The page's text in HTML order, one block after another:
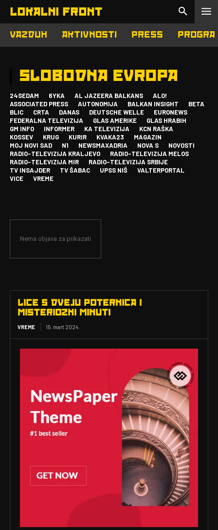
LOKALNI FRONT
VAZDUH AKTIVNOSTI PRESS
SLOBODNA EVROPA
24SEDAM 6YKA AL JAZEERA BALKANS
ALO!
ASSOCIATED PRESS
AUTONOMIJA BALKAN INSIGHT
BETA
BLIC
CRTA DANAS DEUTSCHE WELLE
EURONEWS
FEDERALNA TELEVIZIJA
GLAS AMERIKE
GLAS HRABIH
GM INFO
INFORMER KA TELEVIZIJA
KCN RAŠKA
KOSSEV
KRUG KURIR KVAKA23
MAGAZIN
MOJ NOVI SAD
N1 NEWSMAXADRIA NOVA S
NOVOSTI
RADIO-TELEVIZIJA KRALJEVO
RADIO-TELEVIZIJA MELOS
RADIO-TELEVIZIJA MIR
RADIO-TELEVIZIJA SRBIJE
TV INSAJDER
TV ŠABAC UPSS NIŠ
VALTERPORTAL
VICE
VREME
Nema objava za prikazati
LICE S DVEJU POTERNICA I
MISTERIOZNI MINUTI
VREME 15. mart 2024.